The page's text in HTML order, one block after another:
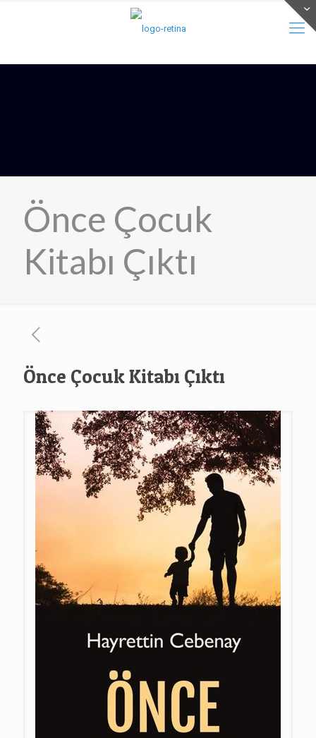
Önce Çocuk
Kitabı Çıktı
Önce Çocuk Kitabı Çıktı